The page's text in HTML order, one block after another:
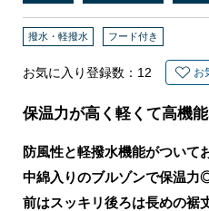
撥水・軽撥水 フード付き
お気に入り登録数： 12 お
保温力が高く軽くて高機
防風性と軽撥水機能がついて
中綿入りのブルゾンで保温力
前はスッキリ後ろは長めの裾